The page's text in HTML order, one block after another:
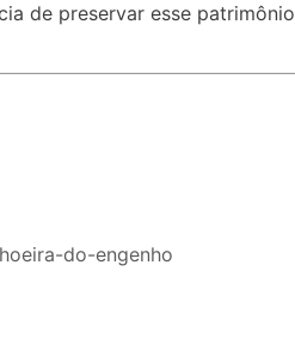
de preservar esse patrimônio
do-engenho